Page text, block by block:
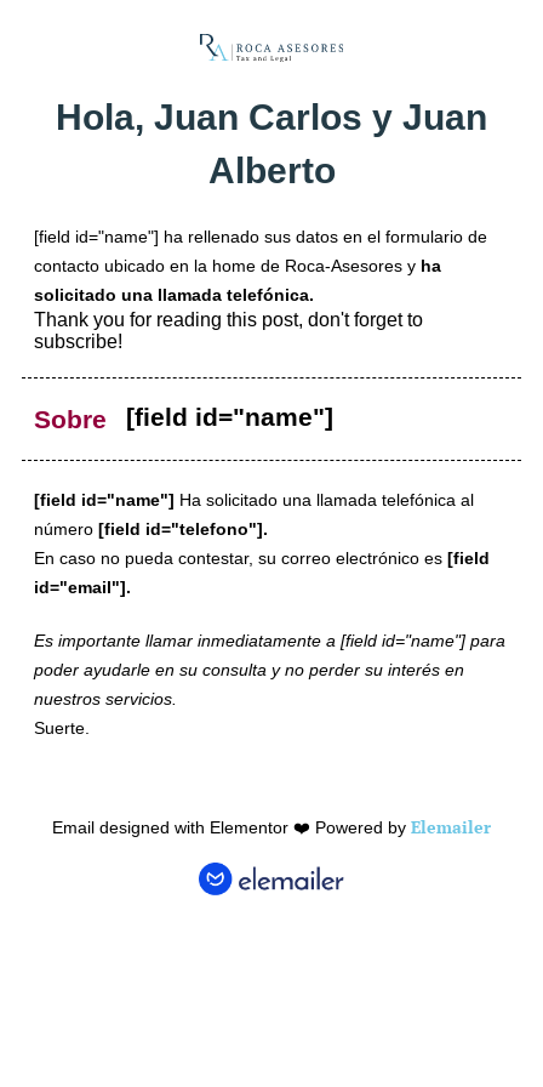
Hola, Juan Carlos y Juan
Alberto
[field id="name"] ha rellenado sus datos en el formulario de
contacto ubicado en la home de Roca-Asesores y ha
solicitado una llamada telefónica.
Thank you for reading this post, don't forget to
subscribe!
Sobre [field id="name"]
[field id="name"] Ha solicitado una llamada telefónica al
número [field id="telefono"].
En caso no pueda contestar, su correo electrónico es [field
id="email"].
Es importante llamar inmediatamente a [field id="name"] para
poder ayudarle en su consulta y no perder su interés en
nuestros servicios.
Suerte.
Email designed with Elementor ❤️ Powered by Elemailer